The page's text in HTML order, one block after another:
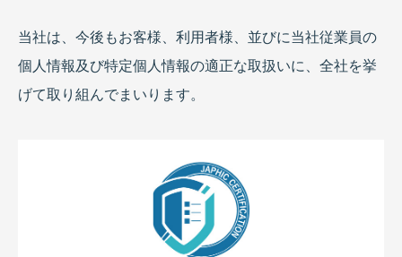
当社は、今後もお客様、利用者様、並びに当社従業員の
個人情報及び特定個人情報の適正な取扱いに、全社を挙
げて取り組んでまいります。